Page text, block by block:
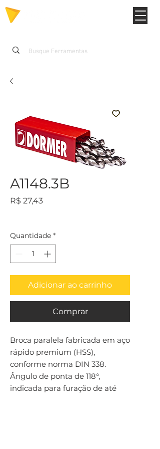
A1148.3B
R$ 27,43Preço
Quantidade *
Adicionar ao carrinho
Comprar
Broca paralela fabricada em aço
rápido premium (HSS),
conforme norma DIN 338.
Ângulo de ponta de 118°,
indicada para furação de até